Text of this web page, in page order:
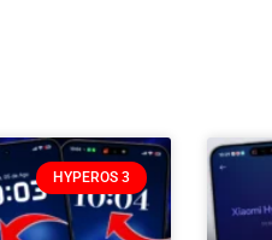
HYPEROS 3